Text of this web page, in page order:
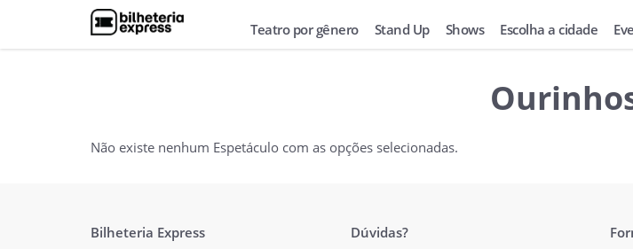
Teatro por gênero Stand Up Shows Escolha a cidade
Não existe nenhum Espetáculo com as opções selecionadas.
Bilheteria Express Dúvidas?